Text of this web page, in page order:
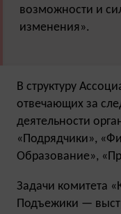
возможности и
изменения».
В структуру
отвечающих за
деятельности
«Подрядчики»,
Образование»,
Задачи комитета
Подъежики —